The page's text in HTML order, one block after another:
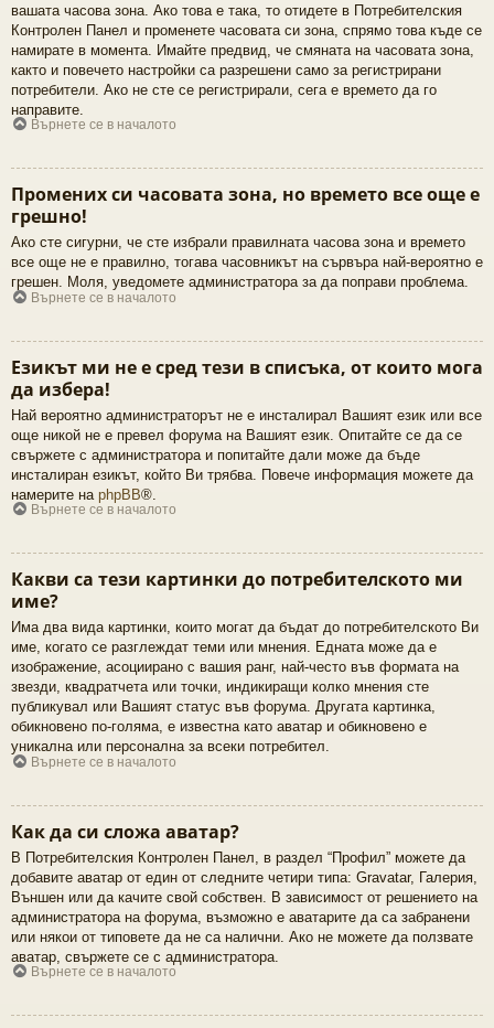
вашата часова зона. Ако това е така, то отидете в Потребителския
Контролен Панел и променете часовата си зона, спрямо това къде се
намирате в момента. Имайте предвид, че смяната на часовата зона,
както и повечето настройки са разрешени само за регистрирани
потребители. Ако не сте се регистрирали, сега е времето да го
направите.
Върнете се в началото
Промених си часовата зона, но времето все още е
грешно!
Ако сте сигурни, че сте избрали правилната часова зона и времето
все още не е правилно, тогава часовникът на сървъра най-вероятно е
грешен. Моля, уведомете администратора за да поправи проблема.
Върнете се в началото
Езикът ми не е сред тези в списъка, от които мога
да избера!
Най вероятно администраторът не е инсталирал Вашият език или все
още никой не е превел форума на Вашият език. Опитайте се да се
свържете с администратора и попитайте дали може да бъде
инсталиран езикът, който Ви трябва. Повече информация можете да
намерите на phpBB®.
Върнете се в началото
Какви са тези картинки до потребителското ми
име?
Има два вида картинки, които могат да бъдат до потребителското Ви
име, когато се разглеждат теми или мнения. Едната може да е
изображение, асоциирано с вашия ранг, най-често във формата на
звезди, квадратчета или точки, индикиращи колко мнения сте
публикувал или Вашият статус във форума. Другата картинка,
обикновено по-голяма, е известна като аватар и обикновено е
уникална или персонална за всеки потребител.
Върнете се в началото
Как да си сложа аватар?
В Потребителския Контролен Панел, в раздел “Профил” можете да
добавите аватар от един от следните четири типа: Gravatar, Галерия,
Външен или да качите свой собствен. В зависимост от решението на
администратора на форума, възможно е аватарите да са забранени
или някои от типовете да не са налични. Ако не можете да ползвате
аватар, свържете се с администратора.
Върнете се в началото